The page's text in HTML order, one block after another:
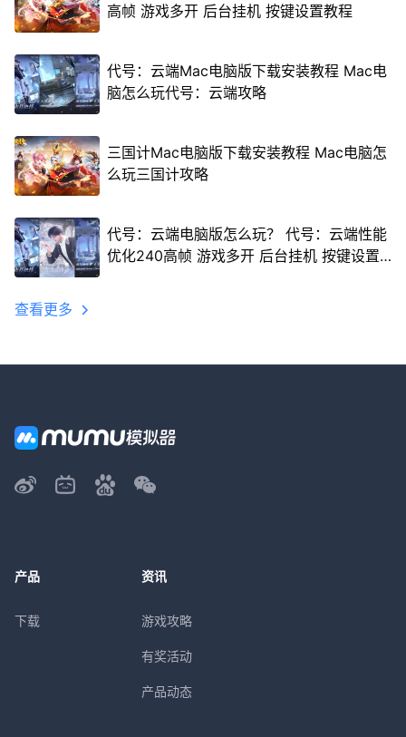
高帧 游戏多开 后台挂机 按键设置教程
代号：云端Mac电脑版下载安装教程 Mac电
脑怎么玩代号：云端攻略
三国计Mac电脑版下载安装教程 Mac电脑怎
么玩三国计攻略
代号：云端电脑版怎么玩？ 代号：云端性能
优化240高帧 游戏多开 后台挂机 按键设置
查看更多
产品
下载
资讯
游戏攻略
有奖活动
产品动态